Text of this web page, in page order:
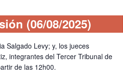
(06/08/2025)
Salgado Levy; y, los jueces
integrantes del Tercer Tribunal de
de las 12h00.